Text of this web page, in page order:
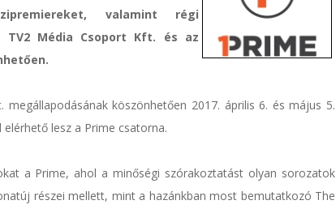
valamint régi
Média Csoport Kft. és az
köszönhetően 2017. április 6. és május 5.
lesz a Prime csatorna.
a Prime, ahol a minőségi szórakoztatást olyan sorozatok
részei mellett, mint a hazánkban most bemutatkozó The